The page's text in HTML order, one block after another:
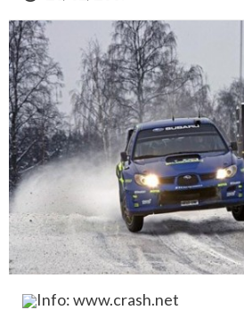
Info: www.crash.net